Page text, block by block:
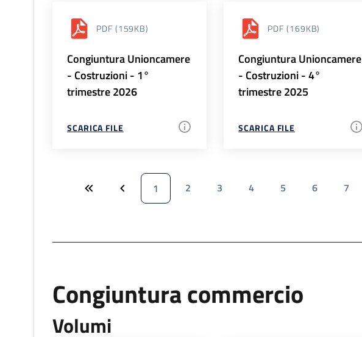
PDF (159KB)
Congiuntura Unioncamere
- Costruzioni - 1°
trimestre 2026
SCARICA FILE
PDF (169KB)
Congiuntura Unioncamere
- Costruzioni - 4°
trimestre 2025
SCARICA FILE
1 2 3 4 5 6 7
Congiuntura commercio
Volumi